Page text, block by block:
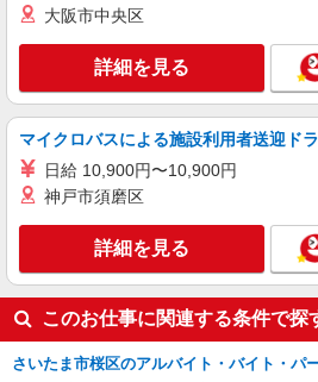
大阪市中央区
詳細を見る
マイクロバスによる施設利用者送迎ド
日給 10,900円〜10,900円
神戸市須磨区
詳細を見る
このお仕事に関連する条件で探
さいたま市桜区のアルバイト・バイト・パ